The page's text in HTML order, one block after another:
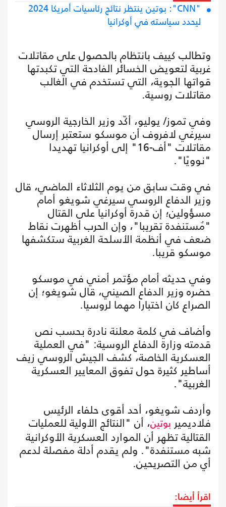
"CNN": بوتين ينتظر نتائج رئاسيات أمريكا 2024
ليحدد سياسته في أوكرانيا
وتطالب كييف بانتظام بالحصول على مقاتلات
غربية لتعويض الخسائر الفادحة التي تكبدتها
قواتها الجوية، التي تستخدم في الغالب
مقاتلات روسية.
وفي تموز/ يوليو، أكّد وزير الخارجية الروسي
سيرغي لافروف أن موسكو ستعتبر إرسال
مقاتلات "أف-16" إلى أوكرانيا تهديدا
"نوويًا".
في وقت سابق من يوم الثلاثاء الماضي، قال
وزير الدفاع الروسي سيرغي شويغو أمام
مسؤولين؛ إن قدرة أوكرانيا على القتال
"مٌستنفدة تقريبا"، وإن الحرب أظهرت نقاط
ضعف في أنظمة الأسلحة الغربية ستكشفها
موسكو قريبا.
وفي حديثه أمام مؤتمر أمني في موسكو
حضره وزير الدفاع الصيني، قال شويغو؛ إن
الصراع كان اختبارا مهما لروسيا.
وأضاف في كلمة معلنة نادرة بحسب نص
قدمته وزارة الدفاع الروسية: "في العملية
العسكرية الخاصة، كشف الجيش الروسي زيف
أساطير كثيرة حول تفوق المعايير العسكرية
الغربية".
وأردف شويغو، أحد أقوى حلفاء الرئيس
فلاديمير بوتين، أن "النتائج الأولية للعمليات
القتالية تظهر أن الموارد العسكرية الأوكرانية
شبه مستنفدة". ولم يقدم أدلة مفصلة لدعم
أي من التصريحين.
اقرأ أيضا: